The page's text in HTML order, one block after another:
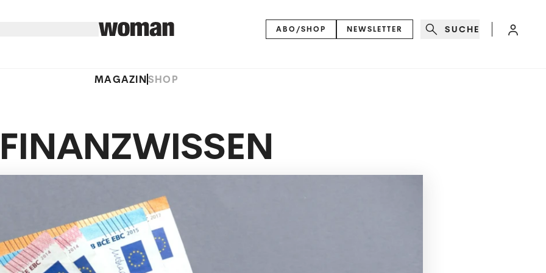
ABO/SHOP NEWSLETTER SUCHE
MAGAZINSHOP
FINANZWISSEN